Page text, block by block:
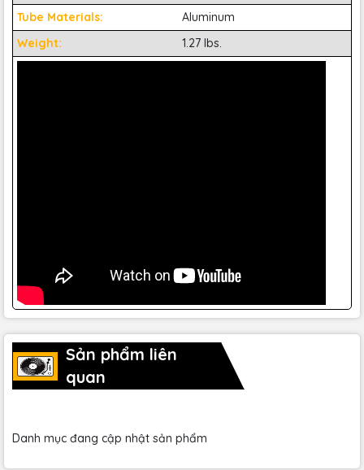
Tube Materials:
Aluminum
Weight:
1.27 lbs.
Sản phẩm liên
quan
Danh mục đang cập nhật sản phẩm